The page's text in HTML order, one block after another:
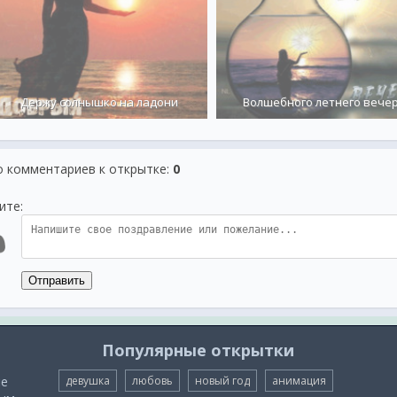
Держу солнышко на ладони Волшебного летнего
комментариев к открытке: 0
Отправить
Популярные открытки
девушка любовь новый год анимация